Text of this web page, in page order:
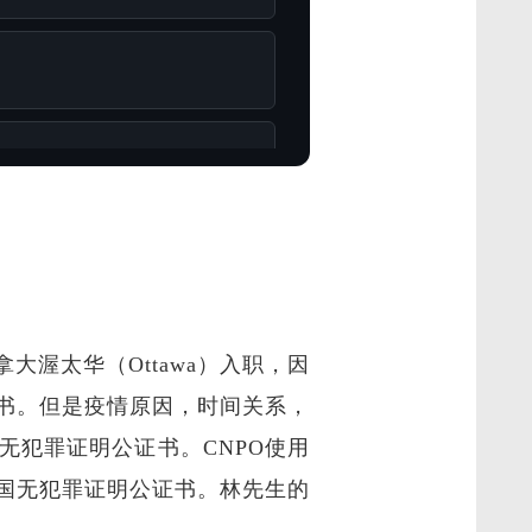
渥太华（Ottawa）入职，因
但是疫情原因，时间关系，
犯罪证明公证书。CNPO使用
无犯罪证明公证书。林先生的